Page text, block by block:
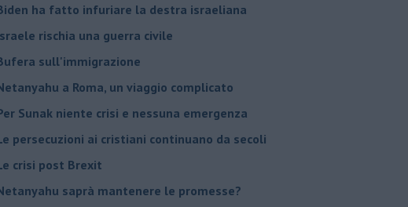
ha fatto infuriare la destra israeliana
rischia una guerra civile
sull'immigrazione
a Roma, un viaggio complicato
Sunak niente crisi e nessuna emergenza
persecuzioni ai cristiani continuano da secoli
crisi post Brexit
saprà mantenere le promesse?